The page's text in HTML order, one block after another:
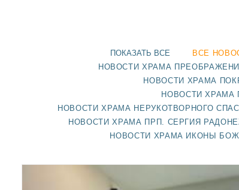
ПОКАЗАТЬ ВСЕ ВСЕ
НОВОСТИ ХРАМА
НОВОСТИ ХРАМА
НОВОСТИ ХРАМА
НОВОСТИ ХРАМА НЕРУКОТВОРНОГО
НОВОСТИ ХРАМА ПРП. СЕРГИЯ
НОВОСТИ ХРАМА ИКОНЫ